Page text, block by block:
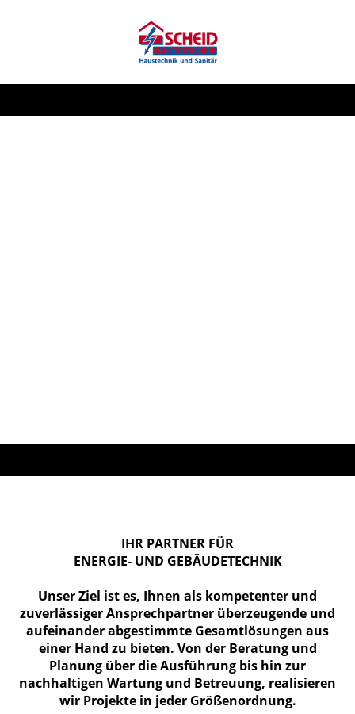
IHR PARTNER FÜR
ENERGIE- UND GEBÄUDE­TECHNIK
Unser Ziel ist es, Ihnen als kompetenter und
zuverlässiger Ansprechpartner überzeugende und
aufeinander abgestimmte Gesamtlösungen aus
einer Hand zu bieten. Von der Beratung und
Planung über die Ausführung bis hin zur
nachhaltigen Wartung und Betreuung, realisieren
wir Projekte in jeder Größenordnung.